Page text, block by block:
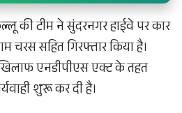
की टीम ने सुंदरनगर हाईवे पर कार
चरस सहित गिरफ्तार किया है।
एनडीपीएस एक्ट के तहत
शुरू कर दी है।